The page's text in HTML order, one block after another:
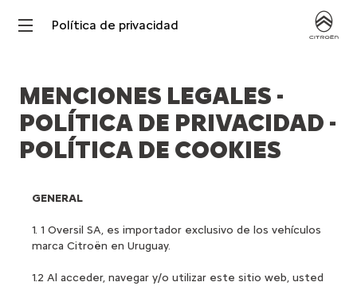
Política de privacidad
MENCIONES LEGALES -
POLÍTICA DE PRIVACIDAD -
POLÍTICA DE COOKIES
GENERAL
1. 1 Oversil SA, es importador exclusivo de los vehículos
marca Citroën en Uruguay.
1.2 Al acceder, navegar y/o utilizar este sitio web, usted